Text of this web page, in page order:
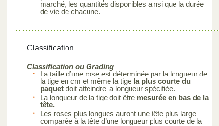
marché, les quantités disponibles ainsi que la durée
de vie de chacune.
Classification
Classification ou Grading
La taille d’une rose est déterminée par la longueur de
la tige en cm et même la tige la plus courte du
paquet doit atteindre la longueur spécifiée.
La longueur de la tige doit être mesurée en bas de la
tête.
Les roses plus longues auront une tête plus large
comparée à la tête d’une longueur plus courte de la